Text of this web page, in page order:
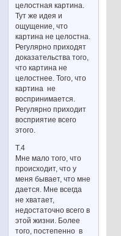
целостная картина.
Тут же идея и
ощущение, что
картина не целостна.
Регулярно приходят
доказательства того,
что картина не
целостнее. Того, что
картина не
воспринимается.
Регулярно приходит
восприятие всего
этого.
Т.4
Мне мало того, что
происходит, что у
меня бывает, что мне
дается. Мне всегда
не хватает,
недостаточно всего в
этой жизни. Более
того, постепенно в